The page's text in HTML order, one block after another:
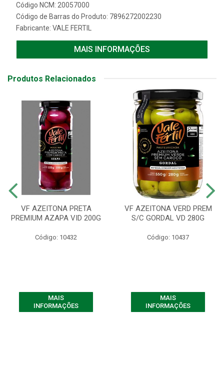
Código NCM: 20057000
Código de Barras do Produto: 7896272002230
Fabricante: VALE FERTIL
MAIS INFORMAÇÕES
Produtos Relacionados
VF AZEITONA PRETA
PREMIUM AZAPA VID 200G
Código: 10432
MAIS
INFORMAÇÕES
VF AZEITONA VERD PREM
S/C GORDAL VD 280G
Código: 10437
MAIS
INFORMAÇÕES